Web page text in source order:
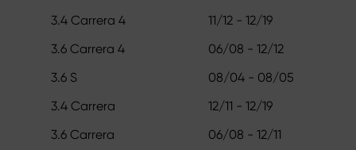
3.4 Carrera 4
11/12 - 12/19
3.6 Carrera 4
06/08 - 12/12
3.6 S
08/04 - 08/05
3.4 Carrera
12/11 - 12/19
3.6 Carrera
06/08 - 12/11